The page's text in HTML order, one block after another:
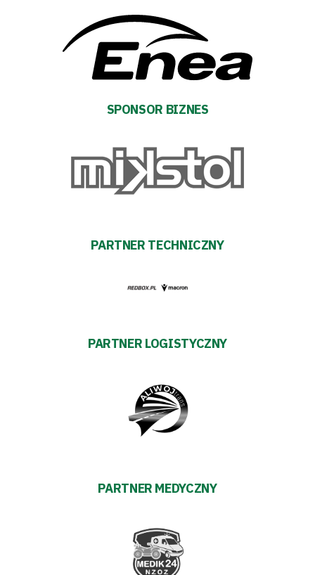
SPONSOR BIZNES
PARTNER TECHNICZNY
PARTNER LOGISTYCZNY
PARTNER MEDYCZNY